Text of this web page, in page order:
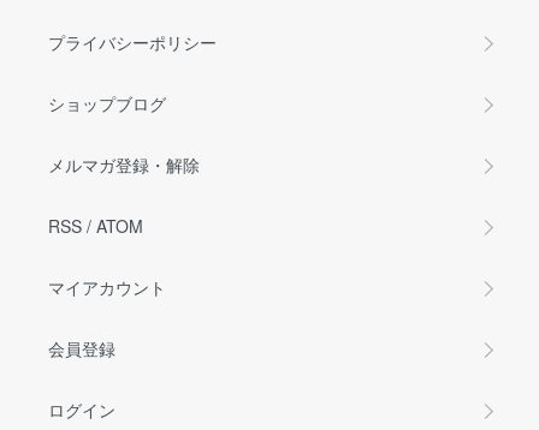
プライバシーポリシー
ショップブログ
メルマガ登録・解除
RSS / ATOM
マイアカウント
会員登録
ログイン